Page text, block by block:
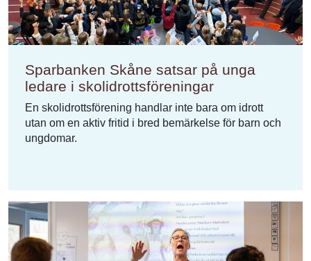
Sparbanken Skåne satsar på unga
ledare i skolidrottsföreningar
En skolidrottsförening handlar inte bara om idrott
utan om en aktiv fritid i bred bemärkelse för barn och
ungdomar.